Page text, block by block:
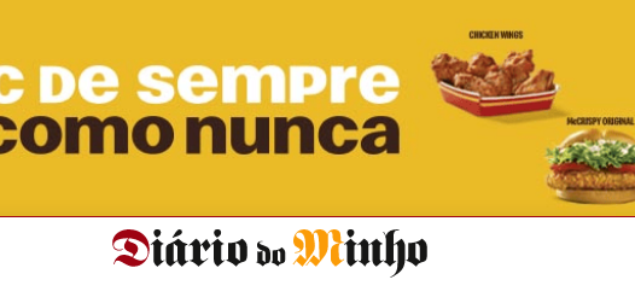
Revista Minha Gráfica DM Livraria DM Arquidiocese Braga